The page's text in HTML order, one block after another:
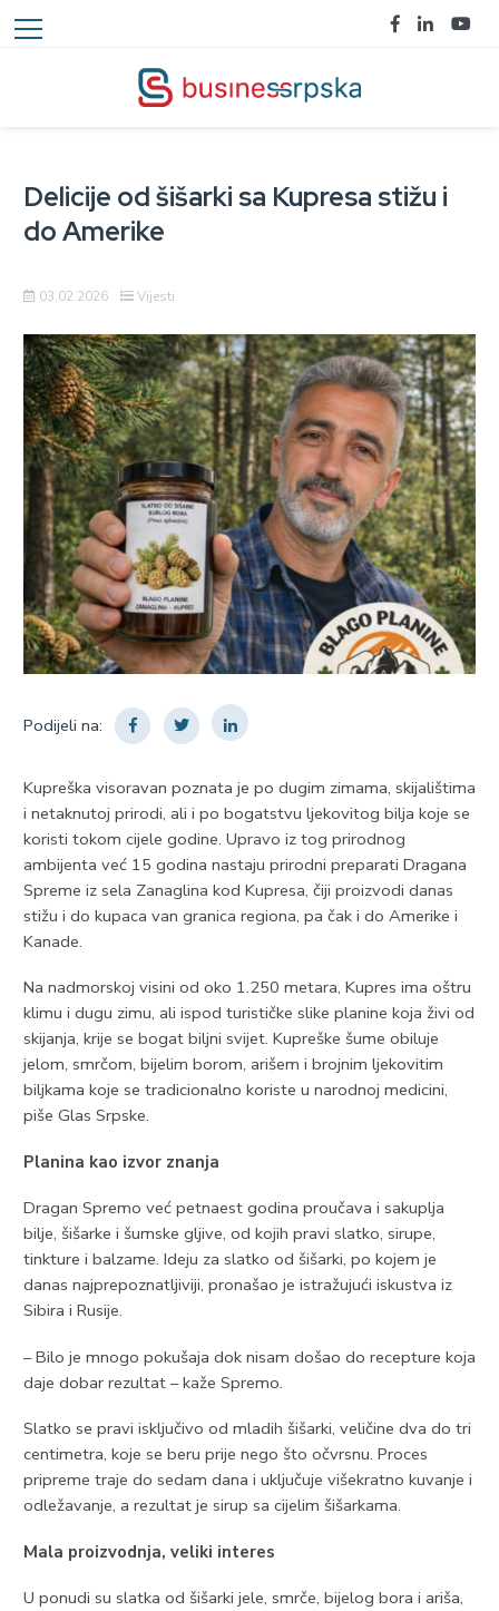
Delicije od šišarki sa Kupresa stižu i
do Amerike
03.02.2026 Vijesti
Podijeli na:
Kupreška visoravan poznata je po dugim zimama, skijalištima
i netaknutoj prirodi, ali i po bogatstvu ljekovitog bilja koje se
koristi tokom cijele godine. Upravo iz tog prirodnog
ambijenta već 15 godina nastaju prirodni preparati Dragana
Spreme iz sela Zanaglina kod Kupresa, čiji proizvodi danas
stižu i do kupaca van granica regiona, pa čak i do Amerike i
Kanade.
Na nadmorskoj visini od oko 1.250 metara, Kupres ima oštru
klimu i dugu zimu, ali ispod turističke slike planine koja živi od
skijanja, krije se bogat biljni svijet. Kupreške šume obiluje
jelom, smrčom, bijelim borom, arišem i brojnim ljekovitim
biljkama koje se tradicionalno koriste u narodnoj medicini,
piše Glas Srpske.
Planina kao izvor znanja
Dragan Spremo već petnaest godina proučava i sakuplja
bilje, šišarke i šumske gljive, od kojih pravi slatko, sirupe,
tinkture i balzame. Ideju za slatko od šišarki, po kojem je
danas najprepoznatljiviji, pronašao je istražujući iskustva iz
Sibira i Rusije.
– Bilo je mnogo pokušaja dok nisam došao do recepture koja
daje dobar rezultat – kaže Spremo.
Slatko se pravi isključivo od mladih šišarki, veličine dva do tri
centimetra, koje se beru prije nego što očvrsnu. Proces
pripreme traje do sedam dana i uključuje višekratno kuvanje i
odležavanje, a rezultat je sirup sa cijelim šišarkama.
Mala proizvodnja, veliki interes
U ponudi su slatka od šišarki jele, smrče, bijelog bora i ariša,